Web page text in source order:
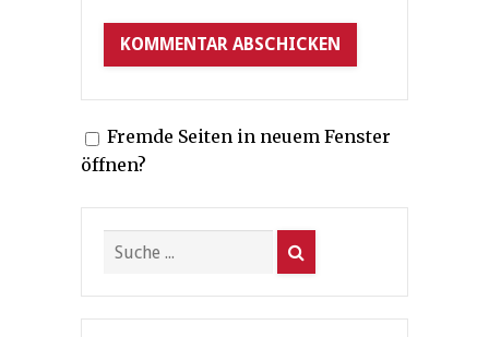
Fremde Seiten in neuem Fenster
öffnen?